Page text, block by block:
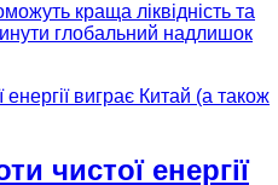
краща ліквідність та
глобальний надлишок
чистої енергії